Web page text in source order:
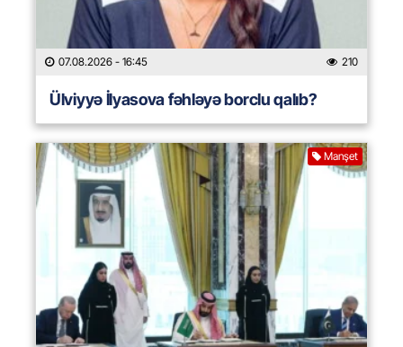
07.08.2026 - 16:45 210
Ülviyyə İlyasova fəhləyə borclu qalıb?
Manşet